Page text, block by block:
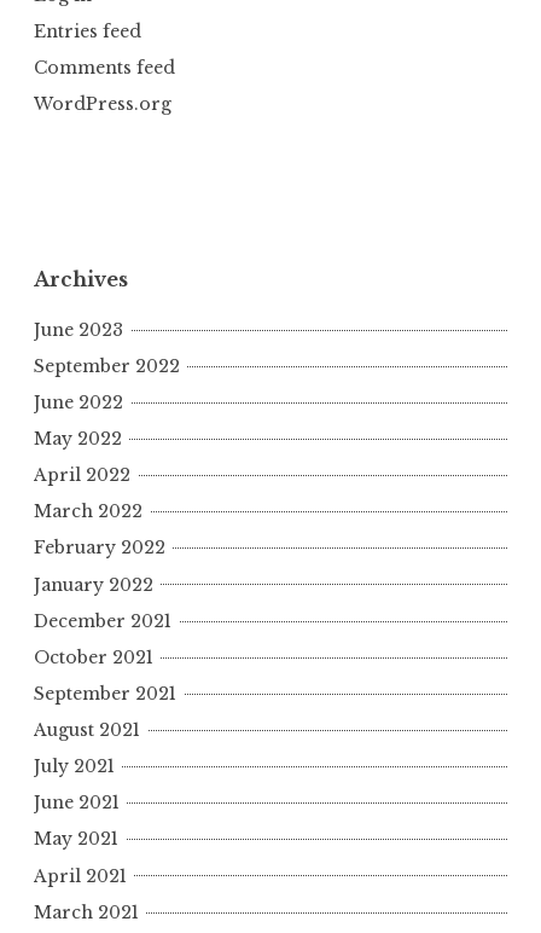
Entries feed
Comments feed
WordPress.org
Archives
June 2023
September 2022
June 2022
May 2022
April 2022
March 2022
February 2022
January 2022
December 2021
October 2021
September 2021
August 2021
July 2021
June 2021
May 2021
April 2021
March 2021